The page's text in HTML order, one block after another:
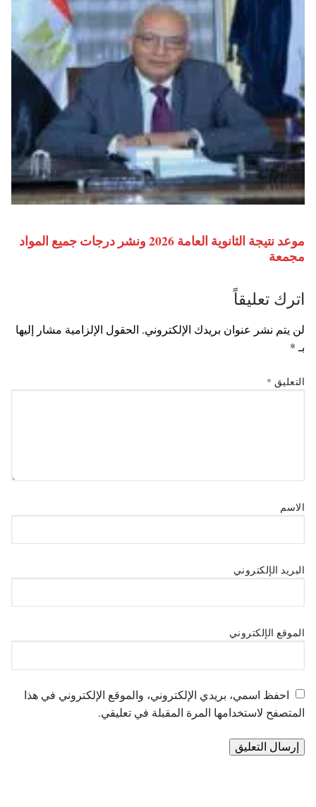
موعد نتيجة الثانوية العامة 2026 ونشر درجات جميع المواد
مجمعة
اترك تعليقاً
لن يتم نشر عنوان بريدك الإلكتروني. الحقول الإلزامية مشار إليها
بـ*
التعليق *
الاسم
البريد الإلكتروني
الموقع الإلكتروني
احفظ اسمي، بريدي الإلكتروني، والموقع الإلكتروني في هذا
المتصفح لاستخدامها المرة المقبلة في تعليقي.